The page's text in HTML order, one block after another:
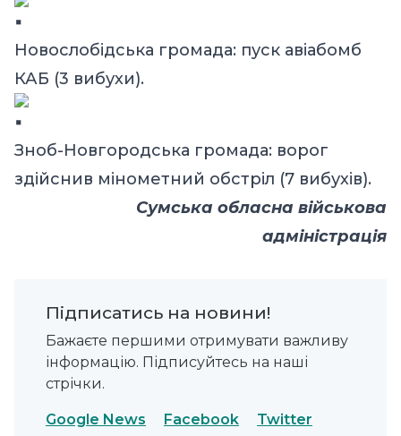
Новослобідська громада: пуск авіабомб
КАБ (3 вибухи).
Зноб-Новгородська громада: ворог
здійснив мінометний обстріл (7 вибухів).
Сумська обласна військова
адміністрація
Підписатись на новини!
Бажаєте першими отримувати важливу
інформацію. Підписуйтесь на наші
стрічки.
Google News Facebook Twitter